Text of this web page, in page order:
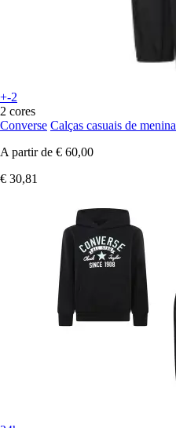
+-2
2 cores
Converse Calças casuais de menina
A partir de € 60,00
€ 30,81